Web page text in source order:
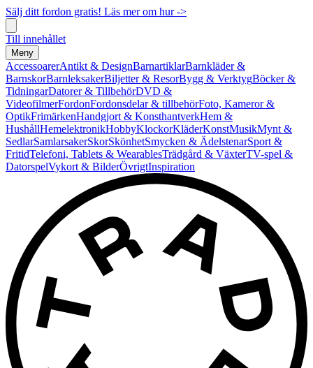
Sälj ditt fordon gratis! Läs mer om hur ->
Till innehållet
Meny
AccessoarerAntikt & DesignBarnartiklarBarnkläder &
BarnskorBarnleksakerBiljetter & ResorBygg & VerktygBöcker &
TidningarDatorer & TillbehörDVD &
VideofilmerFordonFordonsdelar & tillbehörFoto, Kameror &
OptikFrimärkenHandgjort & KonsthantverkHem &
HushållHemelektronikHobbyKlockorKläderKonstMusikMynt &
SedlarSamlarsakerSkorSkönhetSmycken & ÄdelstenarSport &
FritidTelefoni, Tablets & WearablesTrädgård & VäxterTV-spel &
DatorspelVykort & BilderÖvrigtInspiration